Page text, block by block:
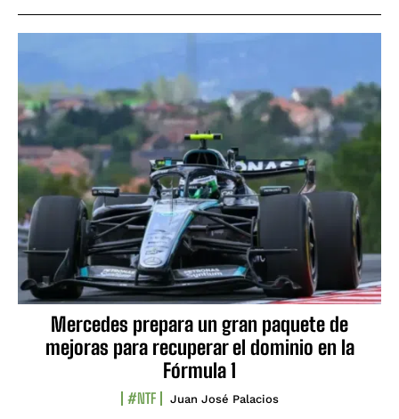
Mercedes prepara un gran paquete de
mejoras para recuperar el dominio en la
Fórmula 1
#NTF Juan José Palacios